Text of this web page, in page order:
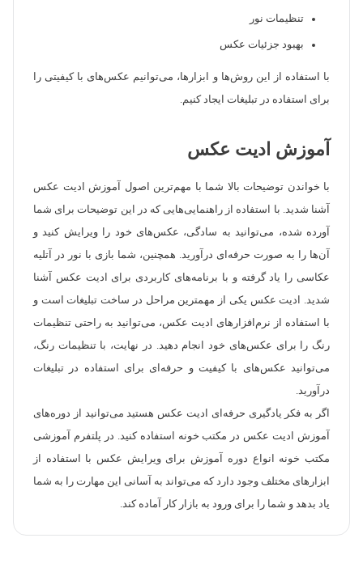
تنظیمات نور
بهبود جزئیات عکس
با استفاده از این روش‌ها و ابزارها، می‌توانیم عکس‌های با کیفیتی را
برای استفاده در تبلیغات ایجاد کنیم.
آموزش ادیت عکس
با خواندن توضیحات بالا شما با مهم‌ترین اصول آموزش ادیت عکس
آشنا شدید. با استفاده از راهنمایی‌هایی که در این توضیحات برای شما
آورده شده، می‌توانید به سادگی، عکس‌های خود را ویرایش کنید و
آن‌ها را به صورت حرفه‌ای درآورید. همچنین، شما بازی با نور در آتلیه
عکاسی را یاد گرفته و با برنامه‌های کاربردی برای ادیت عکس آشنا
شدید. ادیت عکس یکی از مهمترین مراحل در ساخت تبلیغات است و
با استفاده از نرم‌افزارهای ادیت عکس، می‌توانید به راحتی تنظیمات
رنگ را برای عکس‌های خود انجام دهید. در نهایت، با تنظیمات رنگ،
می‌توانید عکس‌های با کیفیت و حرفه‌ای برای استفاده در تبلیغات
درآورید.
اگر به فکر یادگیری حرفه‌ای ادیت عکس هستید می‌توانید از دوره‌های
آموزش ادیت عکس در مکتب خونه استفاده کنید. در پلتفرم آموزشی
مکتب خونه انواع دوره آموزش برای ویرایش عکس با استفاده از
ابزارهای مختلف وجود دارد که می‌تواند به آسانی این مهارت را به شما
یاد بدهد و شما را برای ورود به بازار کار آماده کند.